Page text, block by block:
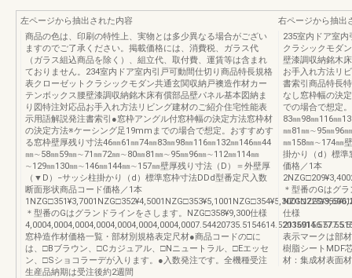
左ページから抽出された内容
商品の色は、印刷の特性上、実物とは多少異なる場合がござい
ますのでご了承ください。掲載価格には、消費税、ガラス代
（ガラス組込商品を除く）、組立代、取付費、運賃等は含まれ
ておりません。234室内ドア室内引戸可動間仕切り商品特長規格
表クローゼットクラシックモダン共通玄関収納戸襖造作材カー
テンボックス腰壁漆調収納銘木床有償部品壁パネル基本図納ま
り図特注対応品お手入れ方法リビング建材のご紹介住宅性能表
示用語解説発注書索引●窓枠アングル付窓枠幅の決定方法窓枠材
の決定方法※ケーシング足19mmまでの場合で想定。おすすめす
る窓枠壁厚残り寸法46㎜61㎜74㎜83㎜98㎜116㎜132㎜146㎜44
㎜∼58㎜59㎜∼71㎜72㎜∼80㎜81㎜∼95㎜96㎜∼112㎜114㎜
∼129㎜130㎜∼146㎜144㎜∼157㎜壁厚残り寸法（D）＝外壁厚
（▼D）−サッシ柱掛かり（d）標準窓枠寸法DDd型番定尺入数
断面形状商品コード価格／1本
＊型番のGはグランドラインをさします。NZG□358¥9,300仕様
窓枠造作材価格一覧・部材別規格表定尺材●商品コードの□に
は、□Bブラウン、□Cカジュアル、□Nニュートラル、□Eエッセ
ン、□Sショコラーデが入ります。●入数発注です。全機種受注
生産品納期は受注後約2週間
右ページから抽出
235室内ドア室
クラシックモダ
壁漆調収納銘木
お手入れ方法リ
書索引商品特長
なし窓枠幅の決
での場合で想定
83㎜98㎜116㎜
㎜81㎜∼95㎜96
㎜158㎜∼174㎜
掛かり（d）標準
価格／1本
＊型番のGはグ
仕様
表示マークは部
樹脂シートMDF
材：集成材表面